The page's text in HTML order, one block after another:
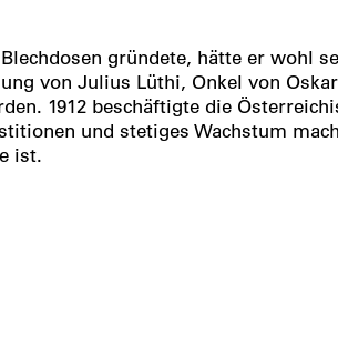
gründete, hätte er wohl
von Julius Lüthi, Onkel von
1912 beschäftigte die
und stetiges Wachstum
ist.